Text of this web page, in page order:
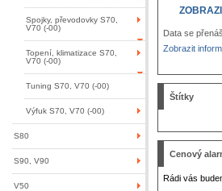
Spojky, převodovky S70,
V70 (-00)
Topení, klimatizace S70,
V70 (-00)
Tuning S70, V70 (-00)
Výfuk S70, V70 (-00)
S80
S90, V90
V50
Data se
Zobrazit
Štítky
Cenový
Rádi vás